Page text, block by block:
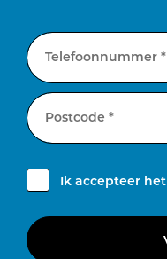
Telefoonnummer *
Postcode *
Ik accepteer het